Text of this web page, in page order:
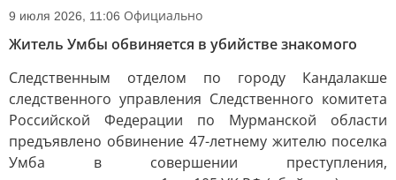
9 июля 2026, 11:06 Официально
Житель Умбы обвиняется в убийстве знакомого
Следственным отделом по городу Кандалакше
следственного управления Следственного комитета
Российской Федерации по Мурманской области
предъявлено обвинение 47-летнему жителю поселка
Умба в совершении преступления,